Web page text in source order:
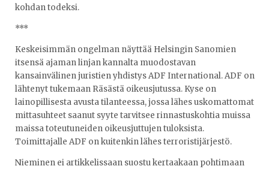
kohdan todeksi.
***
Keskeisimmän ongelman näyttää Helsingin Sanomien
itsensä ajaman linjan kannalta muodostavan
kansainvälinen juristien yhdistys ADF International. ADF on
lähtenyt tukemaan Räsästä oikeusjutussa. Kyse on
lainopillisesta avusta tilanteessa, jossa lähes uskomattomat
mittasuhteet saanut syyte tarvitsee rinnastuskohtia muissa
maissa toteutuneiden oikeusjuttujen tuloksista.
Toimittajalle ADF on kuitenkin lähes terroristijärjestö.
Nieminen ei artikkelissaan suostu kertaakaan pohtimaan